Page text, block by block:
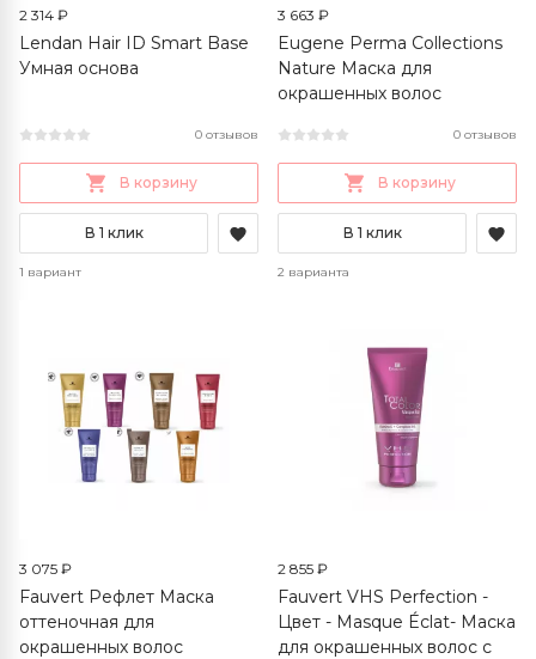
2 314 ₽
Lendan Hair ID Smart Base
Умная основа
0 отзывов
В корзину
В 1 клик
1 вариант
3 663 ₽
Eugene Perma Collections
Nature Маска для
окрашенных волос
0 отзывов
В корзину
В 1 клик
2 варианта
3 075 ₽
Fauvert Рефлет Маска
оттеночная для
окрашенных волос
2 855 ₽
Fauvert VHS Perfection -
Цвет - Masque Éclat- Маска
для окрашенных волос с